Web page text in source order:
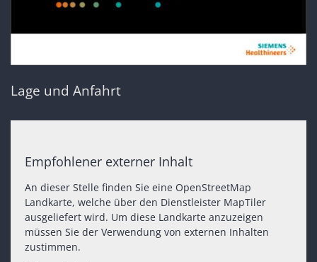
Lage und Anfahrt
Empfohlener externer Inhalt
An dieser Stelle finden Sie eine OpenStreetMap
Landkarte, welche über den Dienstleister MapTiler
ausgeliefert wird. Um diese Landkarte anzuzeigen
müssen Sie der Verwendung von externen Inhalten
zustimmen.